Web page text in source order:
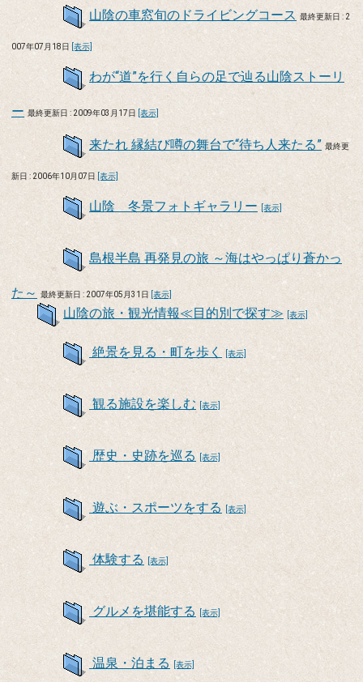
山陰の車窓旬のドライビングコース 最終更新日 : 2
007年07月18日 [表示]
わが“道”を行く自らの足で辿る山陰ストーリ
ー 最終更新日 : 2009年03月17日 [表示]
来たれ 縁結び噂の舞台で“待ち人来たる” 最終更
新日 : 2006年10月07日 [表示]
山陰 冬景フォトギャラリー [表示]
島根半島 再発見の旅 ～海はやっぱり蒼かっ
た～ 最終更新日 : 2007年05月31日 [表示]
山陰の旅・観光情報≪目的別で探す≫ [表示]
絶景を見る・町を歩く [表示]
観る施設を楽しむ [表示]
歴史・史跡を巡る [表示]
遊ぶ・スポーツをする [表示]
体験する [表示]
グルメを堪能する [表示]
温泉・泊まる [表示]